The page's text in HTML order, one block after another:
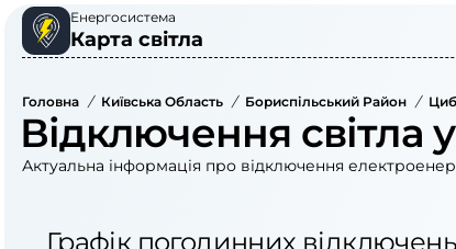
Енергосистема
Карта світла
Головна / Київська Область / Бориспільський Район /
Відключення світла
Актуальна інформація про відключення
Графік погодинних відключень